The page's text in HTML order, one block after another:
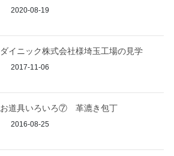
2020-08-19
ダイニック株式会社様埼玉工場の見学
2017-11-06
お道具いろいろ⑦ 革漉き包丁
2016-08-25